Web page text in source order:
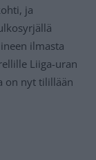
ja
ilmasta
Liiga-uran
on nyt tilillään